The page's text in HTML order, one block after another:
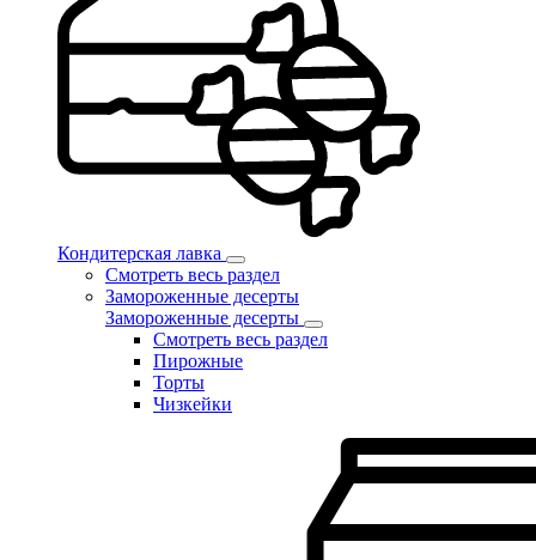
Кондитерская лавка
Смотреть весь раздел
Замороженные десерты
Замороженные десерты
Смотреть весь раздел
Пирожные
Торты
Чизкейки